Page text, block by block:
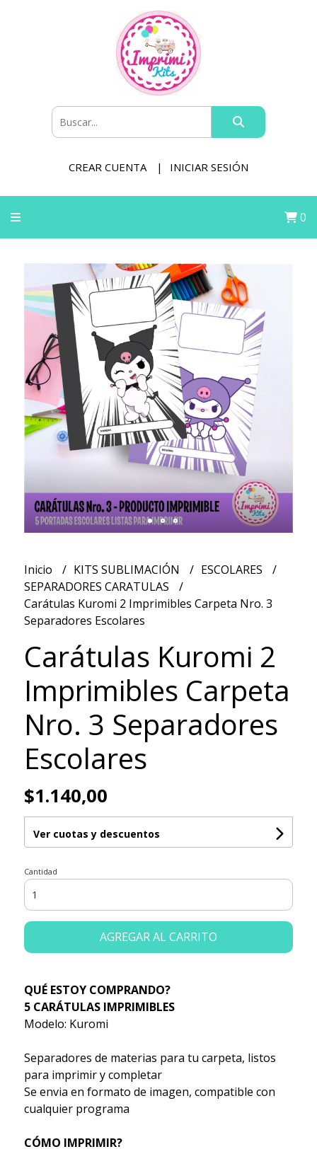
CREAR CUENTA INICIAR SESIÓN
0
Inicio KITS SUBLIMACIÓN
ESCOLARES
SEPARADORES CARATULAS
Carátulas Kuromi 2 Imprimibles Carpeta Nro. 3
Separadores Escolares
Carátulas Kuromi 2
Imprimibles Carpeta
Nro. 3 Separadores
Escolares
$1.140,00
Ver cuotas y descuentos
Cantidad
AGREGAR AL CARRITO
QUÉ ESTOY COMPRANDO?
5 CARÁTULAS IMPRIMIBLES
Modelo: Kuromi
Separadores de materias para tu carpeta, listos
para imprimir y completar
Se envia en formato de imagen, compatible con
cualquier programa
CÓMO IMPRIMIR?